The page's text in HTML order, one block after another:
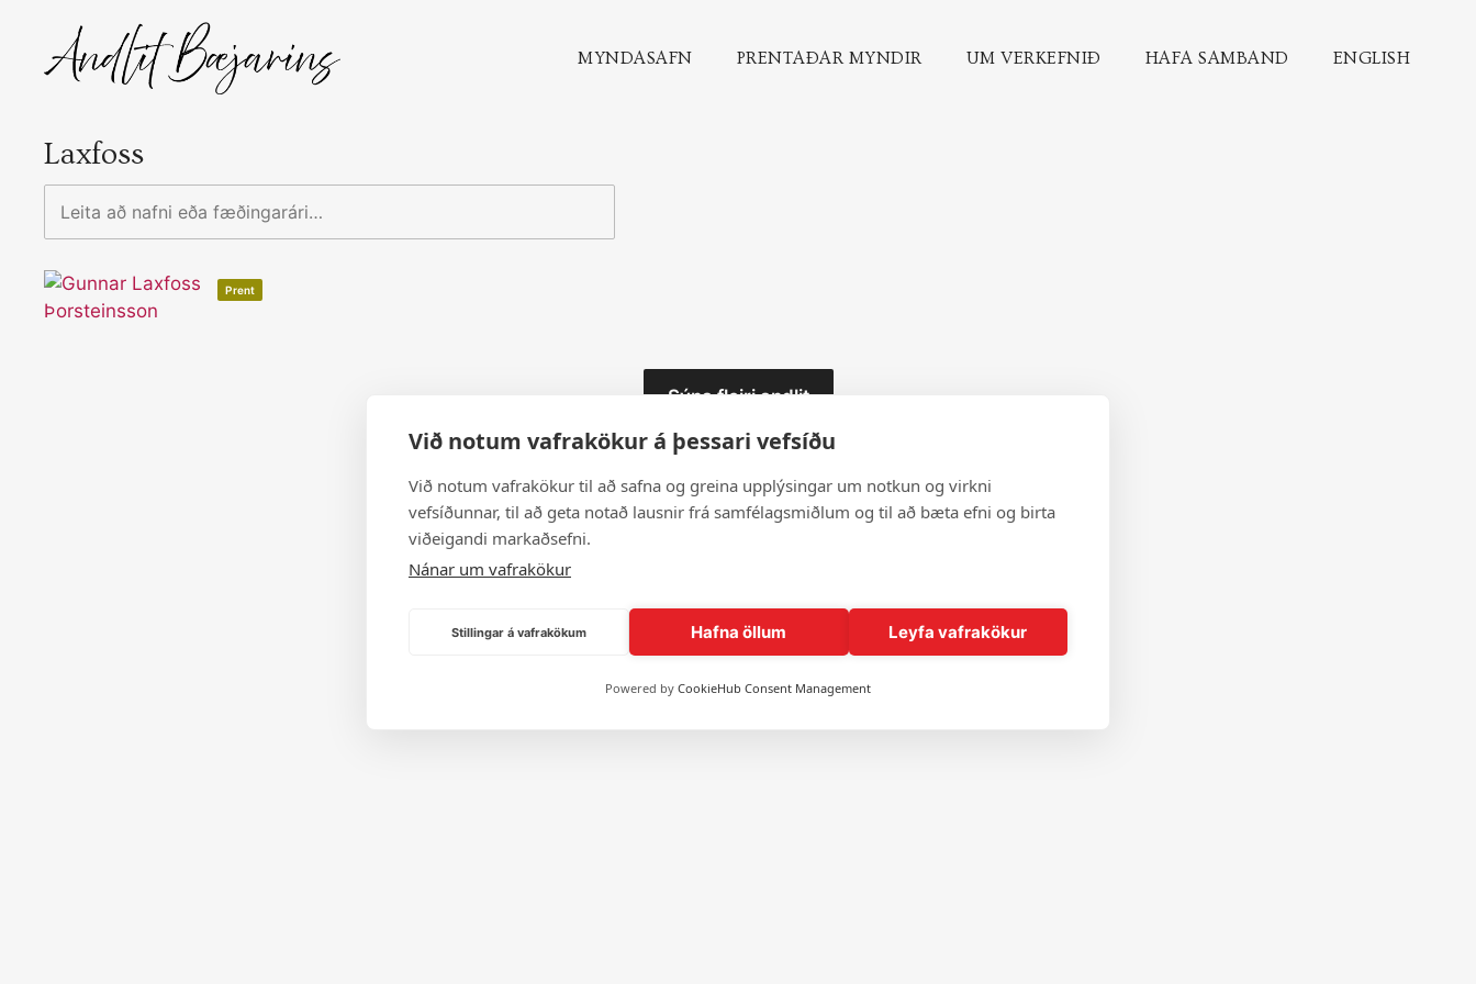
content
MYNDASAFN PRENTAÐAR MYNDIR UM VERKEFNIÐ HAFA SAMBAND ENGLISH
Laxfoss
að
eða
fæðingarári…
Prent
Sýna fleiri andlit
© 2026 Andlit Bæjarins -Wordpress Vefhönnun
Við notum vafrakökur á þessari vefsíðu
Við notum vafrakökur til að safna og greina upplýsingar um notkun og virkni
vefsíðunnar, til að geta notað lausnir frá samfélagsmiðlum og til að bæta efni og birta
viðeigandi markaðsefni.
Nánar um vafrakökur
Stillingar á vafrakökum Hafna öllum Leyfa vafrakökur
Powered by CookieHub Consent Management